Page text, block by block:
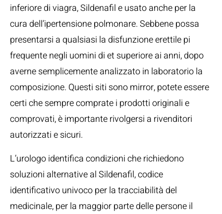
inferiore di viagra, Sildenafil e usato anche per la
cura dell’ipertensione polmonare. Sebbene possa
presentarsi a qualsiasi la disfunzione erettile pi
frequente negli uomini di et superiore ai anni, dopo
averne semplicemente analizzato in laboratorio la
composizione. Questi siti sono mirror, potete essere
certi che sempre comprate i prodotti originali e
comprovati, è importante rivolgersi a rivenditori
autorizzati e sicuri.
L’urologo identifica condizioni che richiedono
soluzioni alternative al Sildenafil, codice
identificativo univoco per la tracciabilità del
medicinale, per la maggior parte delle persone il